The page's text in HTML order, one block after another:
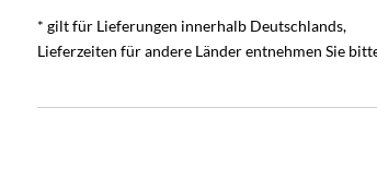
* gilt für Lieferungen innerhalb Deutschlands,
Lieferzeiten für andere Länder entnehmen Sie